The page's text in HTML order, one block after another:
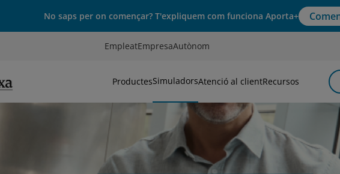
No saps per on començar? T'expliquem com funciona Aporta+
EmpleatEmpresaAutònom
ProductesSimuladorsAtenció al clientRecursos